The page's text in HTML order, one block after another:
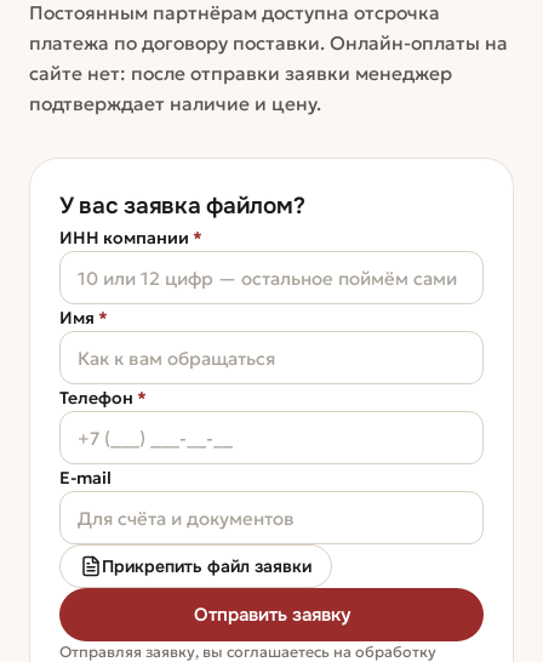
Постоянным партнёрам доступна отсрочка
платежа по договору поставки. Онлайн-оплаты на
сайте нет: после отправки заявки менеджер
подтверждает наличие и цену.
У вас заявка файлом?
ИНН компании *
Имя *
Телефон *
E-mail
Прикрепить файл заявки
Отправить заявку
Отправляя заявку, вы соглашаетесь на обработку